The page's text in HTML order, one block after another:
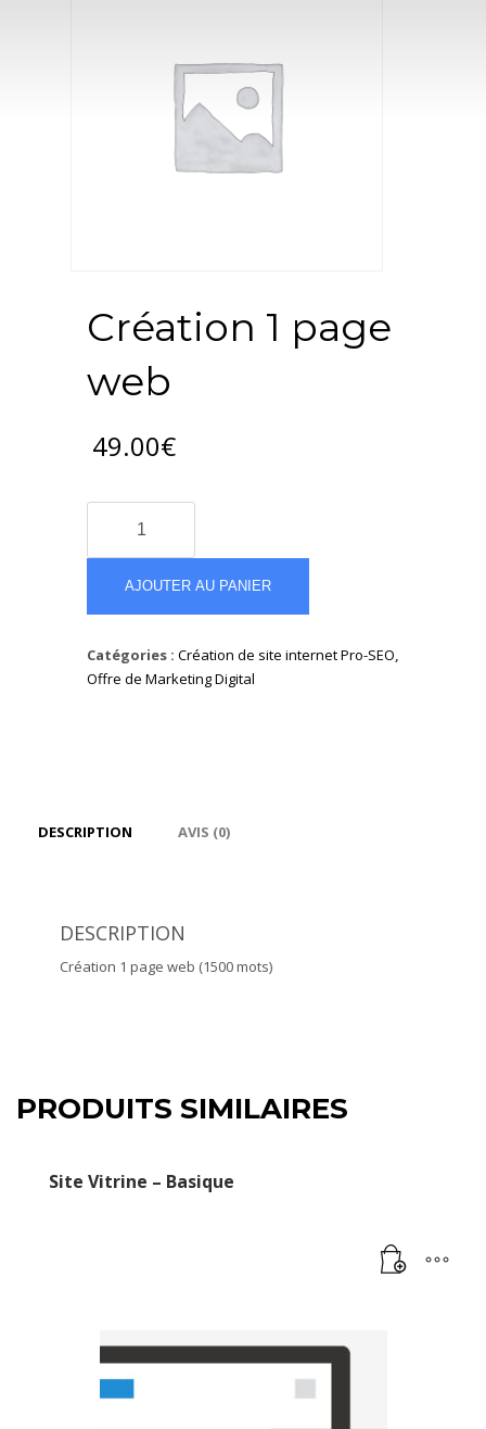
Création 1 page
web
49.00€
Création
AJOUTER AU PANIER
Catégories : Création de site internet Pro-SEO,
Offre de Marketing Digital
DESCRIPTION AVIS (0)
DESCRIPTION
Création 1 page web (1500 mots)
PRODUITS SIMILAIRES
Site Vitrine – Basique